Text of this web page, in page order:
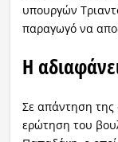
υπουργών
παραγωγό να
Η
Σε απάντηση της
ερώτηση του